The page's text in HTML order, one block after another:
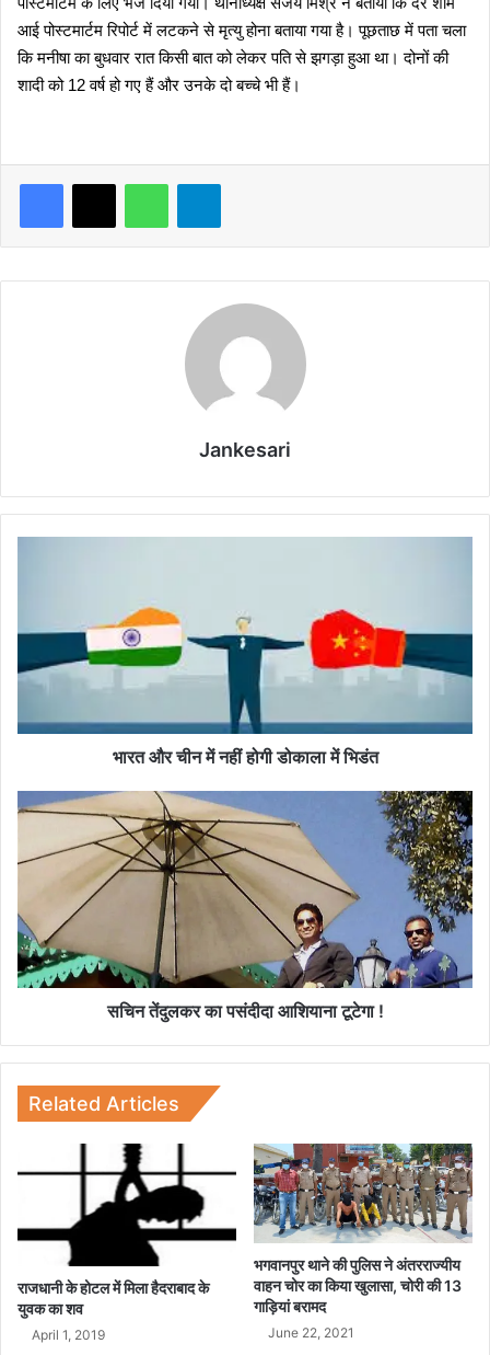
आई पोस्टमार्टम रिपोर्ट में लटकने से मृत्यु होना बताया गया है। पूछताछ में पता चला
कि मनीषा का बुधवार रात किसी बात को लेकर पति से झगड़ा हुआ था। दोनों की
शादी को12वर्ष हो गए हैं और उनके दो बच्चे भी हैं।
Jankesari
र
ची
न
न
ला
भि
डं
त
भारत और चीन में नहीं होगी डोकाला में भिडंत
स
तें
ल
क
र
का
आ
शि
ना
गा
सचिन तेंदुलकर का पसंदीदा आशियाना टूटेगा !
Related Articles
राजधानी के होटल में मिला हैदराबाद के
युवक का शव
April 1, 2019
भगवानपुर थाने की पुलिस ने अंतरराज्यीय
वाहन चोर का किया खुलासा, चोरी की 13
गाड़ियां बरामद
June 22, 2021